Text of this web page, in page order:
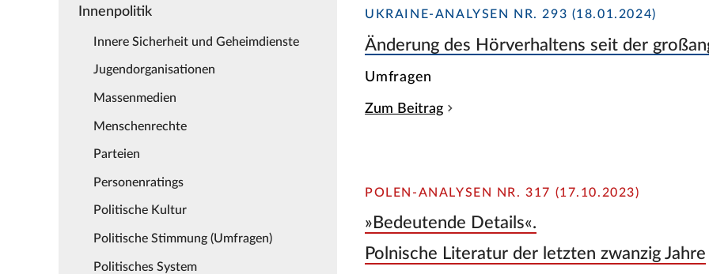
Innenpolitik
Innere Sicherheit und Geheimdienste
Jugendorganisationen
Massenmedien
Menschenrechte
Parteien
Personenratings
Politische Kultur
Politische Stimmung (Umfragen)
Politisches System
UKRAINE-ANALYSEN NR. 293 (18.01.2024)
Änderung des Hörverhaltens seit der
Umfragen
Zum Beitrag
POLEN-ANALYSEN NR. 317 (17.10.2023)
»Bedeutende Details«.
Polnische Literatur der letzten zwanzig Jahre